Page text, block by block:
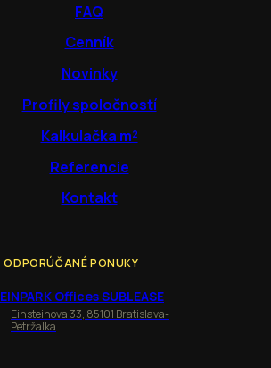
FAQ
Cenník
Novinky
Profily spoločností
Kalkulačka m²
Referencie
Kontakt
ODPORÚČANÉ PONUKY
EINPARK Offices SUBLEASE
Einsteinova 33, 85101 Bratislava-
Petržalka